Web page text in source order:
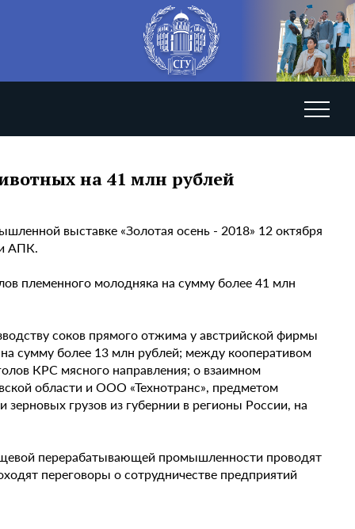
на 41 млн рублей
выставке «Золотая осень - 2018» 12 октября
АПК.
племенного молодняка на сумму более 41 млн
соков прямого отжима у австрийской фирмы
сумму более 13 млн рублей; между кооперативом
КРС мясного направления; о взаимном
области и ООО «Технотранс», предметом
грузов из губернии в регионы России, на
перерабатывающей промышленности проводят
переговоры о сотрудничестве предприятий